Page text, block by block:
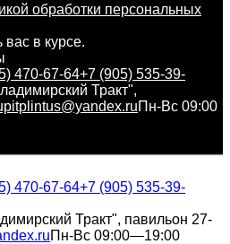
обработки персональных
в курсе.
470-67-64+7 (905) 535-39-
Тракт",
Пн-Вс 09:00
470-67-64+7 (905) 535-39-
Тракт", павильон 27-
Пн-Вс 09:00—19:00